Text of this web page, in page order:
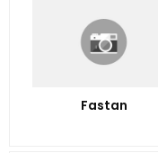
Fastan